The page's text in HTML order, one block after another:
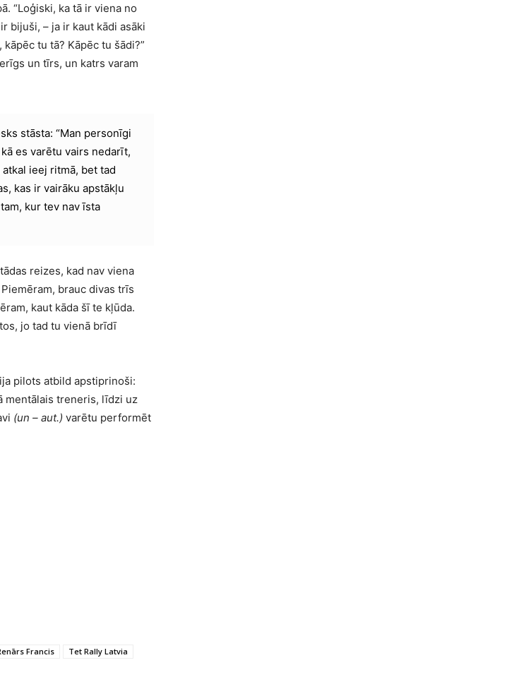
“Loģiski, ka tā ir viena no
bijuši, – ja ir kaut kādi asāki
tu tā? Kāpēc tu šādi?”
un tīrs, un katrs varam
stāsta: “Man personīgi
es varētu vairs nedarīt,
ieej ritmā, bet tad
kas ir vairāku apstākļu
kur tev nav īsta
reizes, kad nav viena
brauc divas trīs
kaut kāda šī te kļūda.
jo tad tu vienā brīdī
pilots atbild apstiprinoši:
mentālais treneris, līdzi uz
(un – aut.) varētu performēt
Francis Tet Rally Latvia